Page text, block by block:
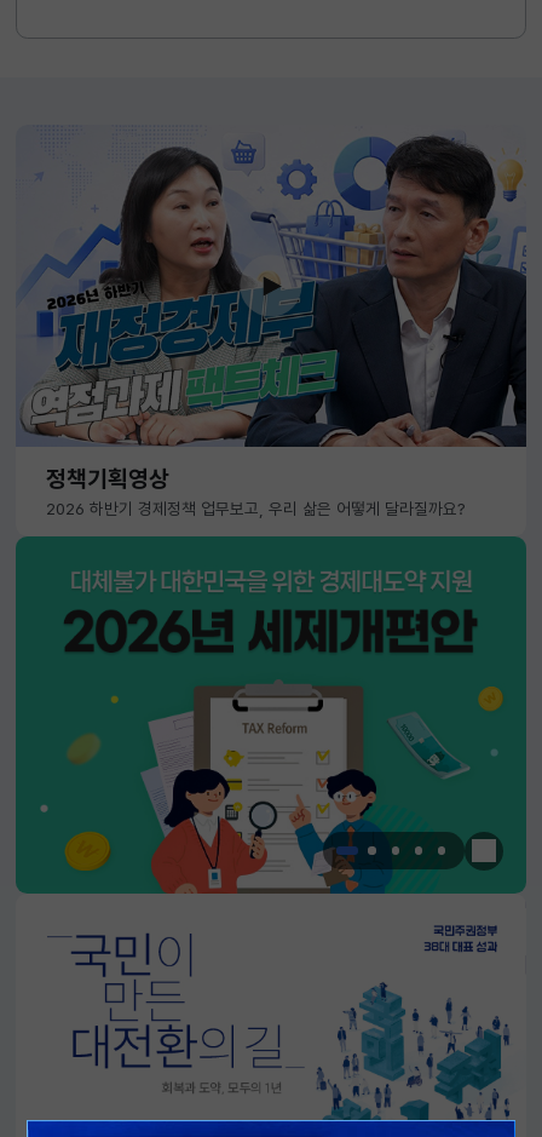
정책기획영상
2026 하반기 경제정책 업무보고, 우리 삶은 어떻게 달라질까요?
한눈에